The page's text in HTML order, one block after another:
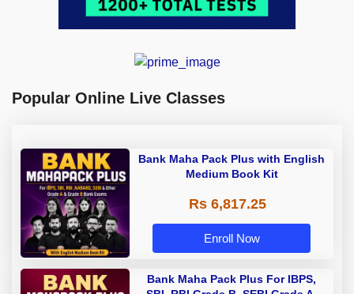
Popular Online Live Classes
Bank Maha Pack Plus with English
Medium Book Kit
Rs 6,817.25
Enroll Now
Bank Maha Pack Plus For IBPS,